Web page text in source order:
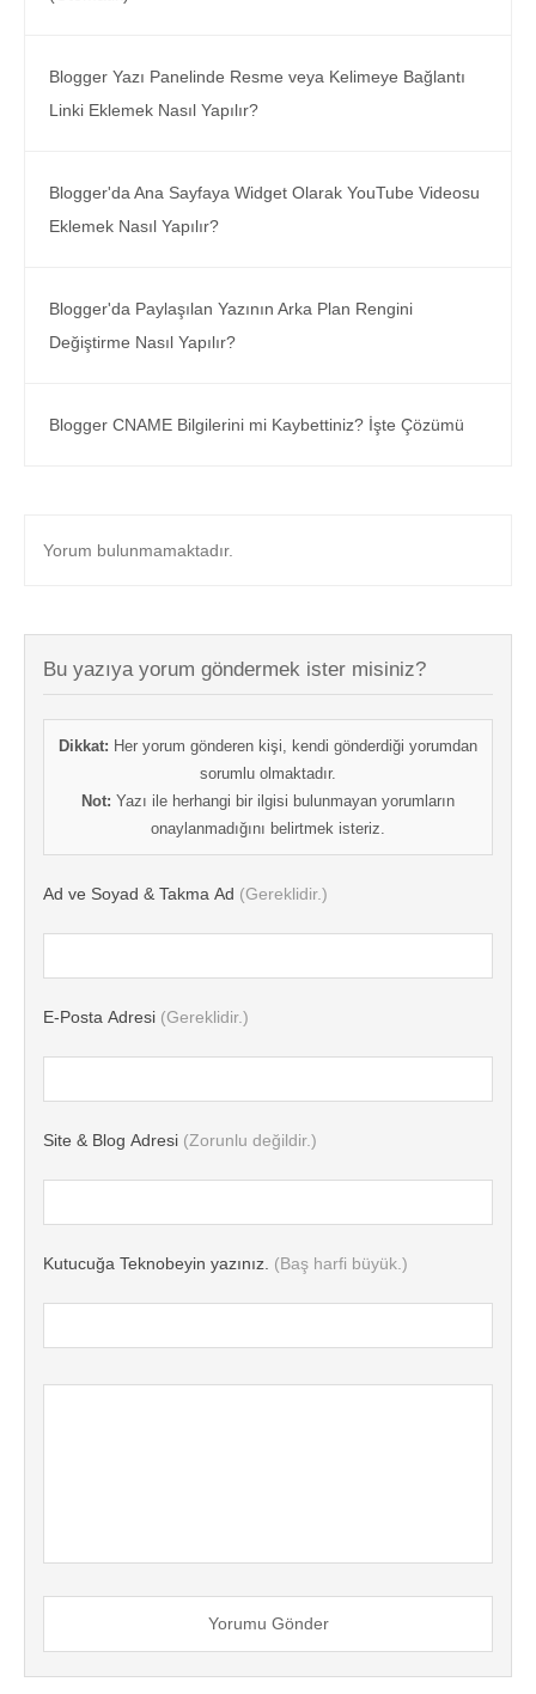
Blogger Yazı Panelinde Resme veya Kelimeye Bağlantı
Linki Eklemek Nasıl Yapılır?
Blogger'da Ana Sayfaya Widget Olarak YouTube Videosu
Eklemek Nasıl Yapılır?
Blogger'da Paylaşılan Yazının Arka Plan Rengini
Değiştirme Nasıl Yapılır?
Blogger CNAME Bilgilerini mi Kaybettiniz? İşte Çözümü
Yorum bulunmamaktadır.
Bu yazıya yorum göndermek ister misiniz?
Dikkat: Her yorum gönderen kişi, kendi gönderdiği yorumdan
sorumlu olmaktadır.
Not: Yazı ile herhangi bir ilgisi bulunmayan yorumların
onaylanmadığını belirtmek isteriz.
Ad ve Soyad & Takma Ad (Gereklidir.)
E-Posta Adresi (Gereklidir.)
Site & Blog Adresi (Zorunlu değildir.)
Kutucuğa Teknobeyin yazınız. (Baş harfi büyük.)
Yorumu Gönder